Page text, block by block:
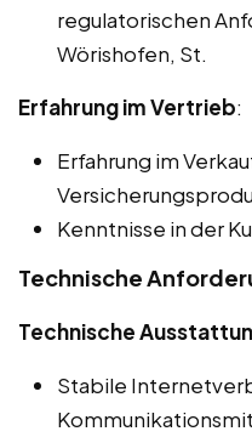
regulatorischen
Wörishofen, St.
Erfahrung im Vertrieb:
Erfahrung im
Kenntnisse in der
Technische
Technische
Stabile